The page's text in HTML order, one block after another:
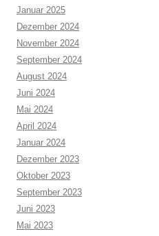
Januar 2025
Dezember 2024
November 2024
September 2024
August 2024
Juni 2024
Mai 2024
April 2024
Januar 2024
Dezember 2023
Oktober 2023
September 2023
Juni 2023
Mai 2023